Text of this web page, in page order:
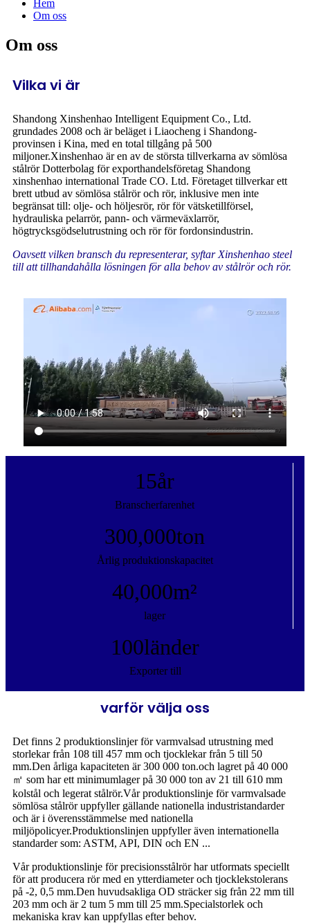
Hem
Om oss
Om oss
Vilka vi är
Shandong Xinshenhao Intelligent Equipment Co., Ltd.
grundades 2008 och är beläget i Liaocheng i Shandong-
provinsen i Kina, med en total tillgång på 500
miljoner.Xinshenhao är en av de största tillverkarna av sömlösa
stålrör Dotterbolag för exporthandelsföretag Shandong
xinshenhao international Trade CO. Ltd. Företaget tillverkar ett
brett utbud av sömlösa stålrör och rör, inklusive men inte
begränsat till: olje- och höljesrör, rör för vätsketillförsel,
hydrauliska pelarrör, pann- och värmeväxlarrör,
högtrycksgödselutrustning och rör för fordonsindustrin.
Oavsett vilken bransch du representerar, syftar Xinshenhao steel
till att tillhandahålla lösningen för alla behov av stålrör och rör.
15år
Branscherfarenhet
300,000ton
Årlig produktionskapacitet
40,000m²
lager
100länder
Exporter till
varför välja oss
​Det finns 2 produktionslinjer för varmvalsad utrustning med
storlekar från 108 till 457 mm och tjocklekar från 5 till 50
mm.Den årliga kapaciteten är 300 000 ton.och lagret på 40 000
㎡ som har ett minimumlager på 30 000 ton av 21 till 610 mm
kolstål och legerat stålrör.Vår produktionslinje för varmvalsade
sömlösa stålrör uppfyller gällande nationella industristandarder
och är i överensstämmelse med nationella
miljöpolicyer.Produktionslinjen uppfyller även internationella
standarder som: ASTM, API, DIN och EN ...
Vår produktionslinje för precisionsstålrör har utformats speciellt
för att producera rör med en ytterdiameter och tjocklekstolerans
på -2, 0,5 mm.Den huvudsakliga OD sträcker sig från 22 mm till
203 mm och är 2 tum 5 mm till 25 mm.Specialstorlek och
mekaniska krav kan uppfyllas efter behov.